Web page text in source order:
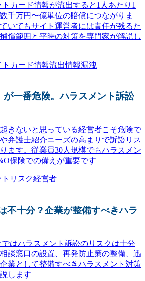
カード情報が流出すると1人あたり1
千万円〜億単位の賠償につながりま
いてもサイト運営者には責任が残るた
償範囲と平時の対策を専門家が解説し
カード情報流出情報漏洩
が一番危険。ハラスメント訴訟
きないと思っている経営者こそ危険で
弁護士紹介ニーズの高まりで訴訟リス
ます。従業員30人規模でもハラスメン
保険での備えが重要です
リスク経営者
不十分？企業が整備すべきハラ
はハラスメント訴訟のリスクは十分
談窓口の設置、再発防止策の整備、迅
業として整備すべきハラスメント対策
します